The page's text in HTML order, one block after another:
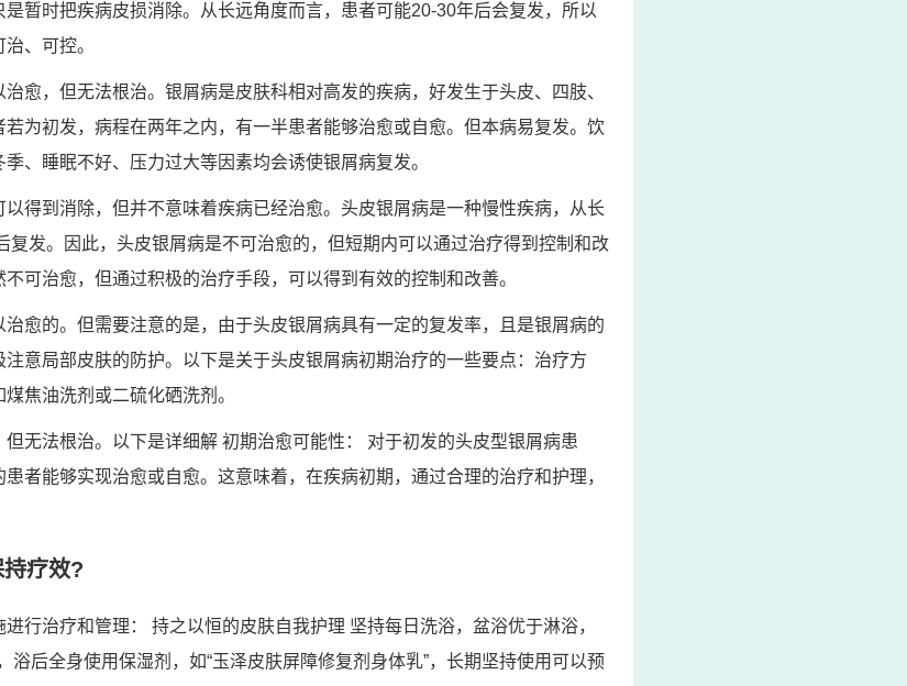
暂时把疾病皮损消除。从长远角度而言，患者可能20-30年后会复发，所以
、可控。
愈，但无法根治。银屑病是皮肤科相对高发的疾病，好发生于头皮、四肢、
为初发，病程在两年之内，有一半患者能够治愈或自愈。但本病易复发。饮
、睡眠不好、压力过大等因素均会诱使银屑病复发。
得到消除，但并不意味着疾病已经治愈。头皮银屑病是一种慢性疾病，从长
复发。因此，头皮银屑病是不可治愈的，但短期内可以通过治疗得到控制和改
可治愈，但通过积极的治疗手段，可以得到有效的控制和改善。
愈的。但需要注意的是，由于头皮银屑病具有一定的复发率，且是银屑病的
意局部皮肤的防护。以下是关于头皮银屑病初期治疗的一些要点：治疗方
焦油洗剂或二硫化硒洗剂。
无法根治。以下是详细解 初期治愈可能性： 对于初发的头皮型银屑病患
者能够实现治愈或自愈。这意味着，在疾病初期，通过合理的治疗和护理，
疗效?
行治疗和管理： 持之以恒的皮肤自我护理 坚持每日洗浴，盆浴优于淋浴，
后全身使用保湿剂，如“玉泽皮肤屏障修复剂身体乳”，长期坚持使用可以预